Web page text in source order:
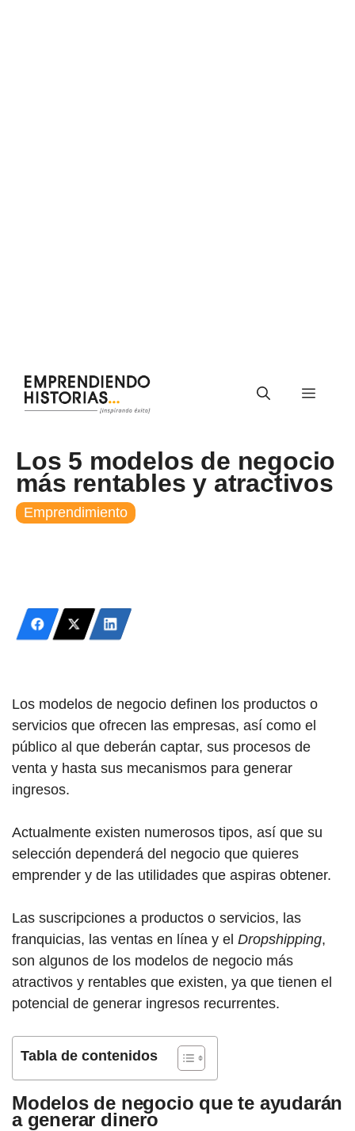
contenido
Menú
Los 5 modelos de negocio
más rentables y atractivos
Emprendimiento
Los modelos de negocio definen los productos o
servicios que ofrecen las empresas, así como el
público al que deberán captar, sus procesos de
venta y hasta sus mecanismos para generar
ingresos.
Actualmente existen numerosos tipos, así que su
selección dependerá del negocio que quieres
emprender y de las utilidades que aspiras obtener.
Las suscripciones a productos o servicios, las
franquicias, las ventas en línea y el Dropshipping,
son algunos de los modelos de negocio más
atractivos y rentables que existen, ya que tienen el
potencial de generar ingresos recurrentes.
Tabla de contenidos
Modelos de negocio que te ayudarán
a generar dinero